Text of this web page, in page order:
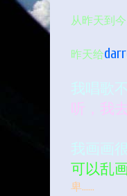
从昨天到
昨天给
我唱歌
听，我
我画画
可以乱
卑……